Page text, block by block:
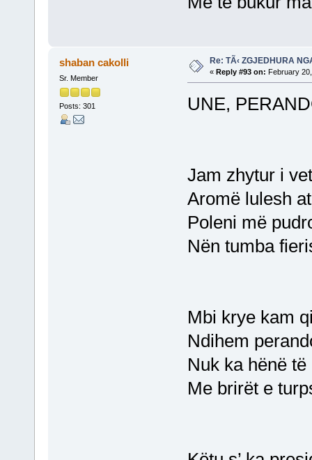
shaban cakolli
Sr. Member
Posts: 301
Re: TÃ‹ ZGJEDHURA
« Reply #93 on: February
UNE,
Jam zhytur i
Aromë lulesh
Poleni më
Nën tumba
Mbi krye kam
Ndihem
Nuk ka hënë
Me brirët e